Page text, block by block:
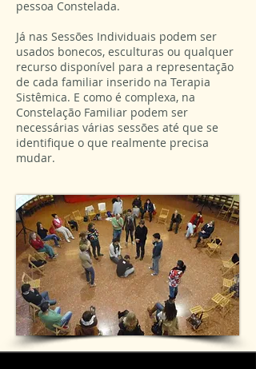
pessoa Constelada.
Já nas Sessões Individuais podem ser
usados bonecos, esculturas ou qualquer
recurso disponível para a representação
de cada familiar inserido na Terapia
Sistêmica. E como é complexa, na
Constelação Familiar podem ser
necessárias várias sessões até que se
identifique o que realmente precisa
mudar.